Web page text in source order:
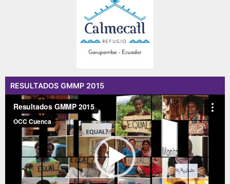
RESULTADOS GMMP 2015
Reproductor